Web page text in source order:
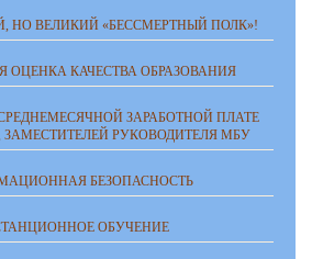
НО ВЕЛИКИЙ «БЕССМЕРТНЫЙ ПОЛК»!
ОЦЕНКА КАЧЕСТВА ОБРАЗОВАНИЯ
ЗАРАБОТНОЙ ПЛАТЕ
ЗАМЕСТИТЕЛЕЙ РУКОВОДИТЕЛЯ МБУ
БЕЗОПАСНОСТЬ
ОБУЧЕНИЕ